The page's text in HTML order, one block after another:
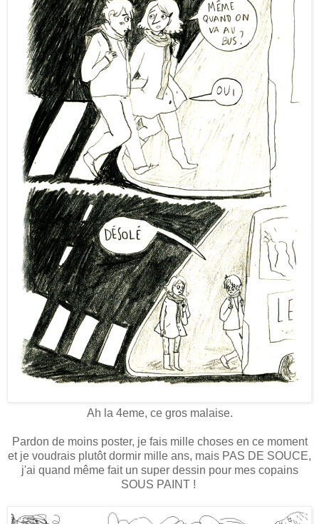
Ah la 4eme, ce gros malaise.
Pardon de moins poster, je fais mille choses en ce moment
et je voudrais plutôt dormir mille ans, mais PAS DE SOUCE,
j'ai quand même fait un super dessin pour mes copains
SOUS PAINT !